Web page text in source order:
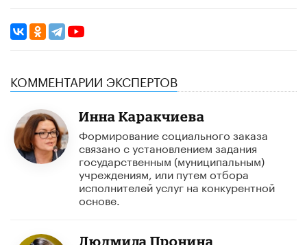
КОММЕНТАРИИ ЭКСПЕРТОВ
Инна Каракчиева
Формирование социального заказа
связано с установлением задания
государственным (муниципальным)
учреждениям, или путем отбора
исполнителей услуг на конкурентной
основе.
Людмила Пронина